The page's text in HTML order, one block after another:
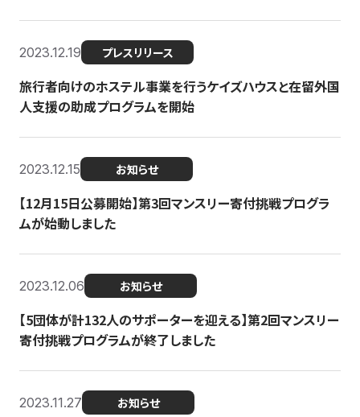
2023.12.19 プレスリリース
旅行者向けのホステル事業を行うケイズハウスと在留外国
人支援の助成プログラムを開始
2023.12.15 お知らせ
【12月15日公募開始】第3回マンスリー寄付挑戦プログラ
ムが始動しました
2023.12.06 お知らせ
【5団体が計132人のサポーターを迎える】第2回マンスリー
寄付挑戦プログラムが終了しました
2023.11.27 お知らせ